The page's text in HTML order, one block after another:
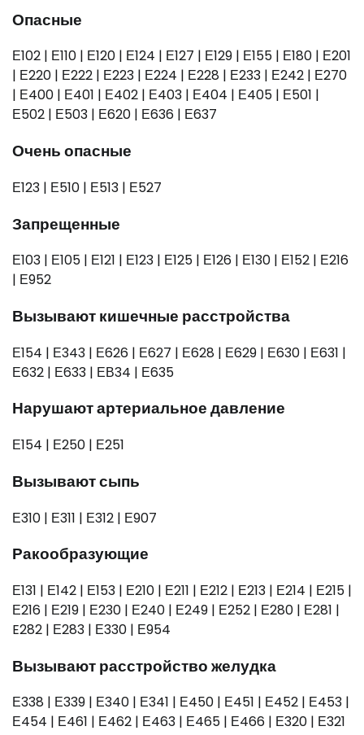
Опасные
Е102 | Е110 | Е120 | Е124 | Е127 | Е129 | Е155 | Е180 | Е201
| Е220 | Е222 | Е223 | Е224 | Е228 | Е233 | Е242 | Е270
| Е400 | Е401 | Е402 | Е403 | Е404 | Е405 | Е501 |
Е502 | Е503 | Е620 | Е636 | Е637
Очень опасные
Е123 | Е510 | Е513 | Е527
Запрещенные
Е103 | Е105 | Е121 | Е123 | Е125 | Е126 | Е130 | Е152 | Е216
| Е952
Вызывают кишечные расстройства
Е154 | Е343 | Е626 | Е627 | Е628 | Е629 | Е630 | Е631 |
Е632 | Е633 | ЕВ34 | Е635
Нарушают артериальное давление
Е154 | Е250 | Е251
Вызывают сыпь
Е310 | Е311 | Е312 | Е907
Ракообразующие
Е131 | Е142 | Е153 | Е210 | Е211 | Е212 | Е213 | Е214 | Е215 |
Е216 | Е219 | Е230 | Е240 | Е249 | Е252 | Е280 | Е281 |
E282 | Е283 | Е330 | Е954
Вызывают расстройство желудка
Е338 | Е339 | Е340 | Е341 | Е450 | Е451 | Е452 | Е453 |
Е454 | Е461 | Е462 | Е463 | Е465 | Е466 | Е320 | Е321